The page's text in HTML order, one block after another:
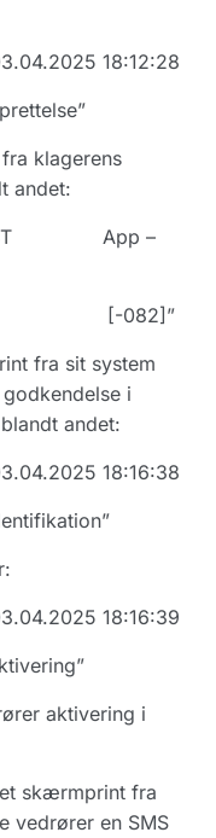
18:12:28
klagerens
andet:
CEST App –
ID [-082]”
fra sit system
i
andet:
18:16:38
18:16:39
aktivering i
skærmprint fra
vedrører en SMS